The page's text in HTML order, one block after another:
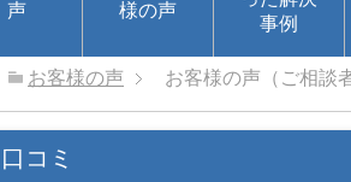
声
様の声
事例
お客様の声 お客様の声（ご相談
コミ